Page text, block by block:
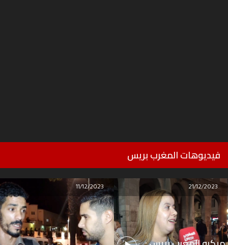
فيديوهات المغرب بريس
21/12/2023
11/12/2023